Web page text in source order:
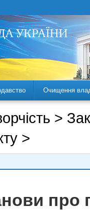
Очищення
>
>
про